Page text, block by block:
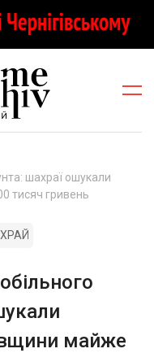
шахраї ошукали
тисяч гривень
майже